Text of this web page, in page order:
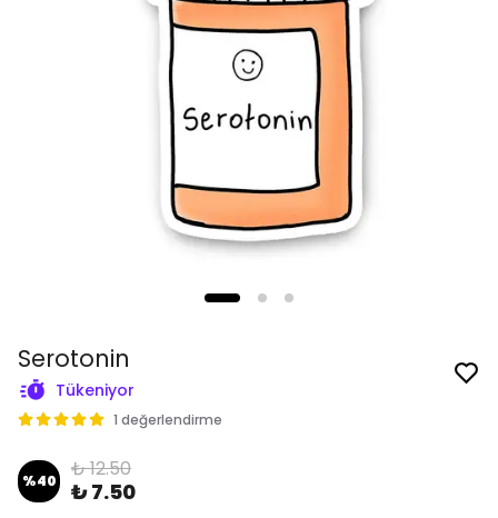
Serotonin
Tükeniyor
1 değerlendirme
%40 ₺ 12.50
₺ 7.50